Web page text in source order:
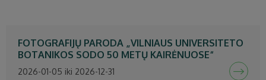
FOTOGRAFIJŲ PARODA „VILNIAUS UNIVERSITETO
BOTANIKOS SODO 50 METŲ KAIRĖNUOSE“
2026-01-05 iki 2026-12-31